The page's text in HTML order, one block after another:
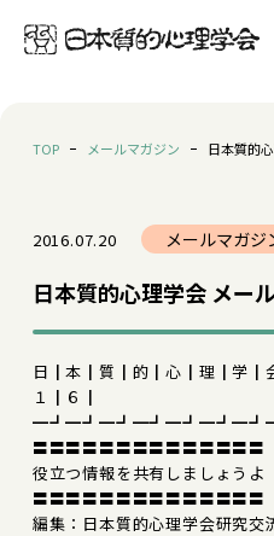
TOP メールマガジン 日本質的
2016.07.20 メールマガジ
日本質的心理学会 メー
日┃本┃質┃的┃心┃理┃学┃
１┃６┃
〓〓〓〓〓〓〓〓〓〓〓〓〓〓
役立つ情報を共有しましょうよ
〓〓〓〓〓〓〓〓〓〓〓〓〓〓
編集：日本質的心理学会研究交